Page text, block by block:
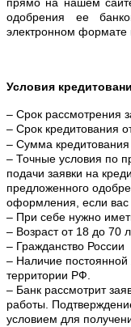
одобрения ее
электронном формате
Условия
– Срок рассмотрения
– Срок кредитования
– Сумма
– Точные условия по
подачи заявки на
предложенного
оформления, если вас
– При себе нужно
– Возраст от 18 до 70
– Гражданство России
– Наличие
территории РФ.
– Банк рассмотрит
работы.
условием для